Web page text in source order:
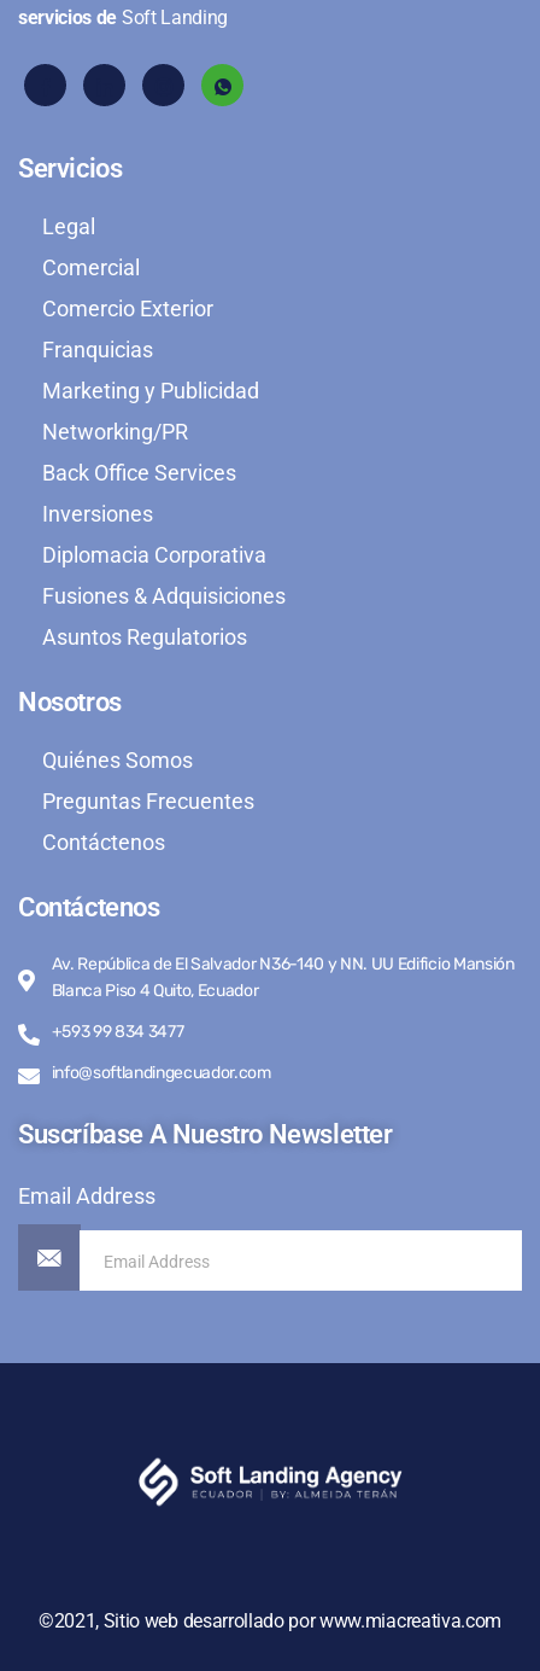
servicios de Soft Landing
Servicios
Legal
Comercial
Comercio Exterior
Franquicias
Marketing y Publicidad
Networking/PR
Back Office Services
Inversiones
Diplomacia Corporativa
Fusiones & Adquisiciones
Asuntos Regulatorios
Nosotros
Quiénes Somos
Preguntas Frecuentes
Contáctenos
Contáctenos
Av. República de El Salvador N36-140 y NN. UU Edificio Mansión
Blanca Piso 4 Quito, Ecuador
+593 99 834 3477
info@softlandingecuador.com
Suscríbase A Nuestro Newsletter
Email Address
©2021, Sitio web desarrollado por www.miacreativa.com